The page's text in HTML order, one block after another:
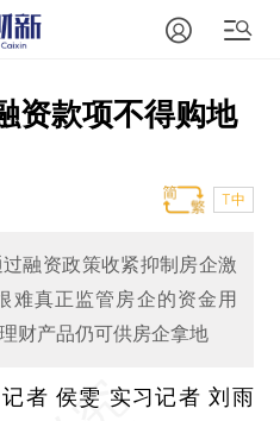
资款项不得购地
T中
融资政策收紧抑制房企激
难真正监管房企的资金用
财产品仍可供房企拿地
记者 侯雯 实习记者 刘雨